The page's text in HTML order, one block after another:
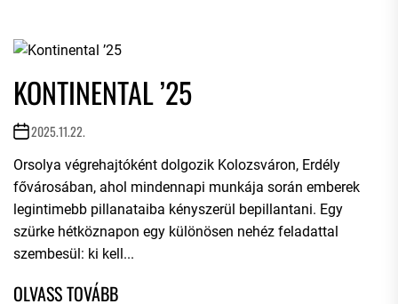
KONTINENTAL ’25
2025.11.22.
Orsolya végrehajtóként dolgozik Kolozsváron, Erdély
fővárosában, ahol mindennapi munkája során emberek
legintimebb pillanataiba kényszerül bepillantani. Egy
szürke hétköznapon egy különösen nehéz feladattal
szembesül: ki kell...